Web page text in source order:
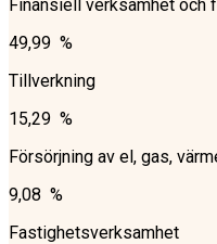
Finansiell verksamhet och
49,99 %
Tillverkning
15,29 %
Försörjning av el, gas,
9,08 %
Fastighetsverksamhet